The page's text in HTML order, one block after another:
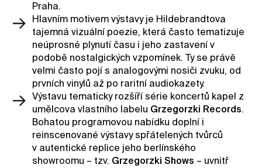
Praha.
Hlavním motivem výstavy je Hildebrandtova
tajemná vizuální poezie, která často tematizuje
neúprosné plynutí času i jeho zastavení v
podobě nostalgických vzpomínek. Ty se právě
velmi často pojí s analogovými nosiči zvuku, od
prvních vinylů až po raritní audiokazety.
Výstavu tematicky rozšíří série koncertů kapel z
umělcova vlastního labelu Grzegorzki Records.
Bohatou programovou nabídku doplní i
reinscenované výstavy spřátelených tvůrců
v autentické replice jeho berlínského
showroomu – tzv. Grzegorzki Shows – uvnitř